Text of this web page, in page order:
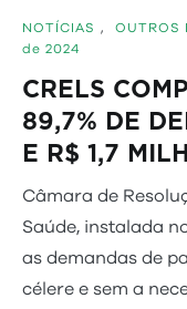
NOTÍCIAS , OUTROS
de 2024
CRELS
89,7% DE
E R$ 1,7
Câmara de
Saúde, instalada
as demandas de
célere e sem a